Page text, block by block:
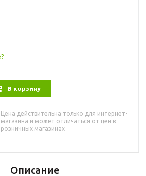
отраслях промышленности и
сталь
В корзину
Цена действительна только для интернет-
магазина и может отличаться от цен в
розничных магазинах
Описание